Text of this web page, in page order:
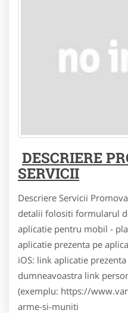
DESCRIERE
SERVICII
Descriere Servicii
detalii folositi formularul
aplicatie pentru mobil -
aplicatie prezenta pe
iOS: link aplicatie
dumneavoastra link
(exemplu: https://
arme-si-muniti